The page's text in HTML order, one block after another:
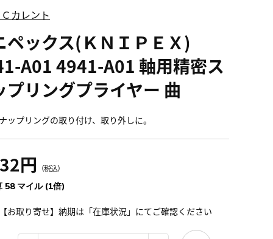
カレント
ペックス(ＫＮＩＰＥＸ)
A01 4941-A01 軸用精密ス
プリングプライヤー 曲
ップリングの取り付け、取り外しに。
円 （税込）
58 マイル (1倍)
お取り寄せ】納期は「在庫状況」にてご確認ください